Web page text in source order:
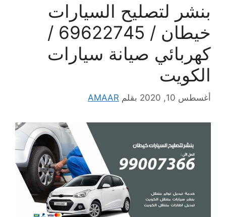
بنشر لتصليح السيارات
خيطان / 69622745 /
كهربائي صيانة سيارات
الكويت
أغسطس 10, 2020 بقلم AMAAR